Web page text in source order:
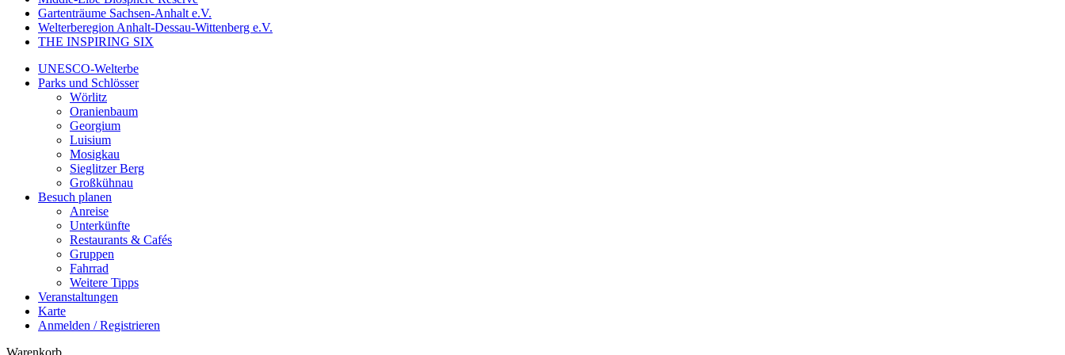
Gartenträume Sachsen-Anhalt e.V.
Welterberegion Anhalt-Dessau-Wittenberg e.V.
THE INSPIRING SIX
UNESCO-Welterbe
Parks und Schlösser
Wörlitz
Oranienbaum
Georgium
Luisium
Mosigkau
Sieglitzer Berg
Großkühnau
Besuch planen
Anreise
Unterkünfte
Restaurants & Cafés
Gruppen
Fahrrad
Weitere Tipps
Veranstaltungen
Karte
Anmelden / Registrieren
Warenkorb